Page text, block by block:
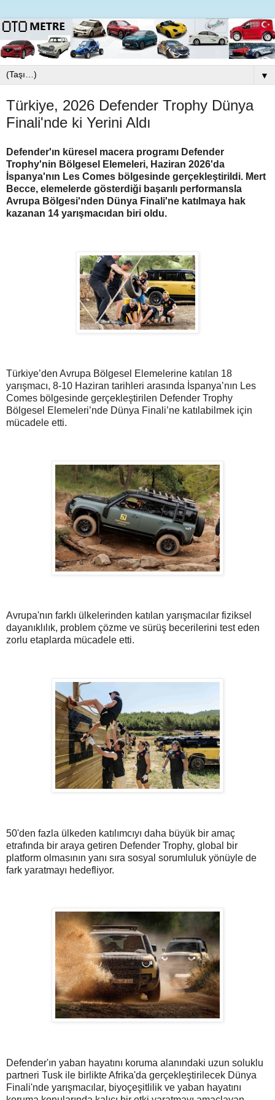
▼
Türkiye, 2026 Defender Trophy Dünya
Finali'nde ki Yerini Aldı
Defender'ın küresel macera programı Defender
Trophy'nin Bölgesel Elemeleri, Haziran 2026'da
İspanya'nın Les Comes bölgesinde gerçekleştirildi. Mert
Becce, elemelerde gösterdiği başarılı performansla
Avrupa Bölgesi'nden Dünya Finali'ne katılmaya hak
kazanan 14 yarışmacıdan biri oldu.
Türkiye’den Avrupa Bölgesel Elemelerine katılan 18
yarışmacı, 8-10 Haziran tarihleri arasında İspanya’nın Les
Comes bölgesinde gerçekleştirilen Defender Trophy
Bölgesel Elemeleri’nde Dünya Finali’ne katılabilmek için
mücadele etti.
Avrupa'nın farklı ülkelerinden katılan yarışmacılar fiziksel
dayanıklılık, problem çözme ve sürüş becerilerini test eden
zorlu etaplarda mücadele etti.
50'den fazla ülkeden katılımcıyı daha büyük bir amaç
etrafında bir araya getiren Defender Trophy, global bir
platform olmasının yanı sıra sosyal sorumluluk yönüyle de
fark yaratmayı hedefliyor.
Defender'ın yaban hayatını koruma alanındaki uzun soluklu
partneri Tusk ile birlikte Afrika'da gerçekleştirilecek Dünya
Finali'nde yarışmacılar, biyoçeşitlilik ve yaban hayatını